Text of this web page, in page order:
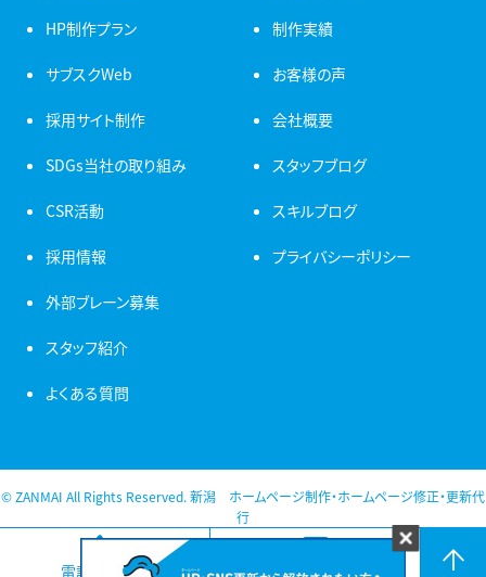
電話をかける お問い合わせ
HP制作プラン
サブスクWeb
採用サイト制作
制作実績
お客様の声
会社概要
SDGs当社の取り組み
CSR活動
採用情報
外部ブレーン募集
スタッフ紹介
よくある質問
スタッフブログ
スキルブログ
プライバシーポリシー
© ZANMAI All Rights Reserved. 新潟 ホームページ制作・ホームページ修正・更新代
行